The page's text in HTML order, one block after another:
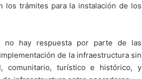
los trámites para la instalación de los
no hay respuesta por parte de las
de la infraestructura sin
comunitario, turístico e histórico, y